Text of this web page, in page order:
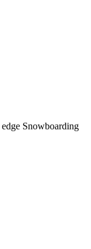
Snowboarding